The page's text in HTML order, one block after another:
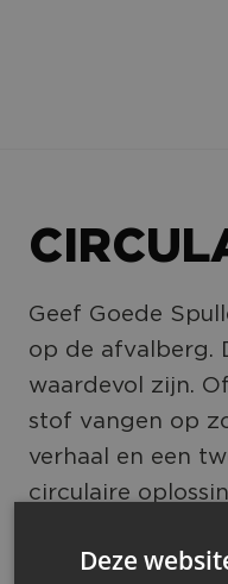
Geef Goede
op de afvalberg.
waardevol zijn.
stof vangen op
verhaal en een
circulaire
anderen
Deze